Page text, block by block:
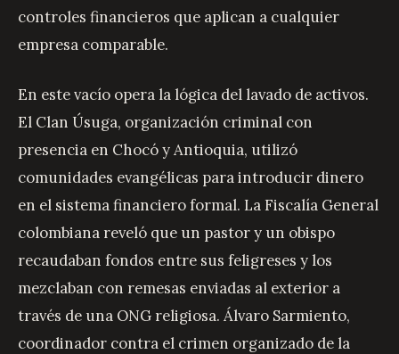
controles financieros que aplican a cualquier
empresa comparable.
En este vacío opera la lógica del lavado de activos.
El Clan Úsuga, organización criminal con
presencia en Chocó y Antioquia, utilizó
comunidades evangélicas para introducir dinero
en el sistema financiero formal. La Fiscalía General
colombiana reveló que un pastor y un obispo
recaudaban fondos entre sus feligreses y los
mezclaban con remesas enviadas al exterior a
través de una ONG religiosa. Álvaro Sarmiento,
coordinador contra el crimen organizado de la